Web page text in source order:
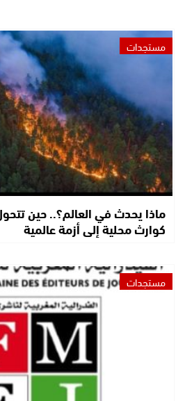
مستجدات
ماذا يحدث في العالم؟.. حين
كوارث محلية إلى أزمة عالمية
مستجدات